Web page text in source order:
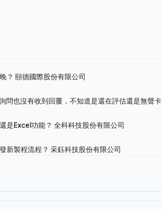
？ 頤德國際股份有限公司
問也沒有收到回覆，不知道是還在評估還是無聲卡
是Excel功能？ 全科科技股份有限公司
新製程流程？ 采鈺科技股份有限公司